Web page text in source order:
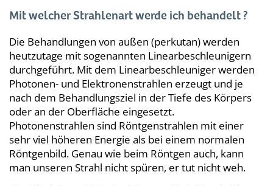
Mit welcher Strahlenart werde ich behandelt ?
Die Behandlungen von außen (perkutan) werden
heutzutage mit sogenannten Linearbeschleunigern
durchgeführt. Mit dem Linearbeschleuniger werden
Photonen- und Elektronenstrahlen erzeugt und je
nach dem Behandlungsziel in der Tiefe des Körpers
oder an der Oberfläche eingesetzt.
Photonenstrahlen sind Röntgenstrahlen mit einer
sehr viel höheren Energie als bei einem normalen
Röntgenbild. Genau wie beim Röntgen auch, kann
man unseren Strahl nicht spüren, er tut nicht weh.